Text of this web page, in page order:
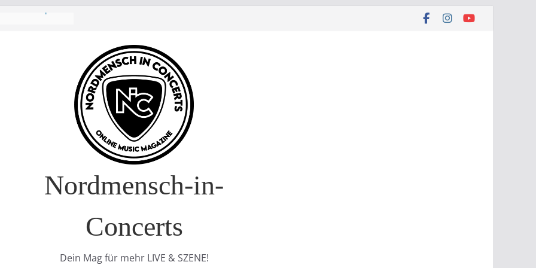
Europa-Tournee
Nordmensch-in-
Concerts
Dein Mag für mehr LIVE & SZENE!